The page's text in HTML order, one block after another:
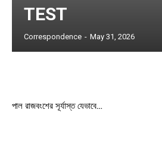
Free
TEST
Correspondence - May 31, 2026
পাল রাজবংশের সূর্যাস্ত যেভাবে…